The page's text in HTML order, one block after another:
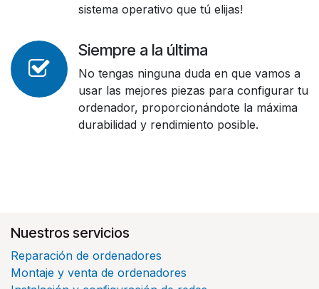
sistema operativo que tú elijas!
Siempre a la última
No tengas ninguna duda en que vamos a
usar las mejores piezas para configurar tu
ordenador, proporcionándote la máxima
durabilidad y rendimiento posible.
Nuestros servicios
Reparación de ordenadores
Montaje y venta de ordenadores